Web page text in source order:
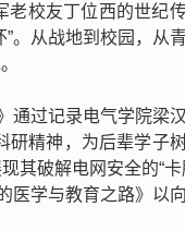
校友丁位西的世纪传
。从战地到校园，从
通过记录电气学院梁
研精神，为后辈学子
其破解电网安全的“卡
医学与教育之路》以